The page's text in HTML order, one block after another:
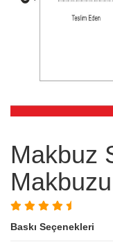
Makbuz
Baskı Seçenekleri